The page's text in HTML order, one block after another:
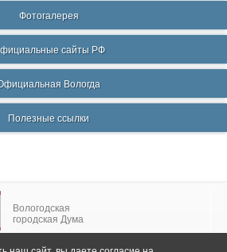
Фотогалерея
сайты РФ
Вологда
Полезные ссылки
Вологодская
городская Дума